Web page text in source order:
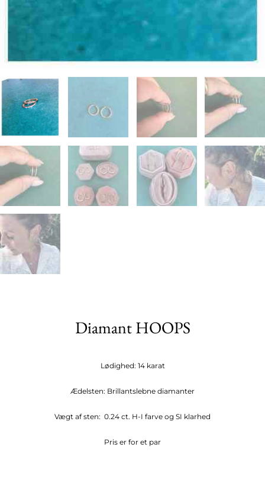
Diamant HOOPS
Lødighed: 14 karat
Ædelsten: Brillantslebne diamanter
Vægt af sten: 0.24 ct. H-I farve og SI klarhed
Pris er for et par